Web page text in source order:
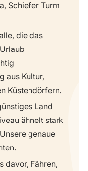
Schiefer Turm
die das
aus Kultur,
Küstendörfern.
Land
ähnelt stark
genaue
davor, Fähren,